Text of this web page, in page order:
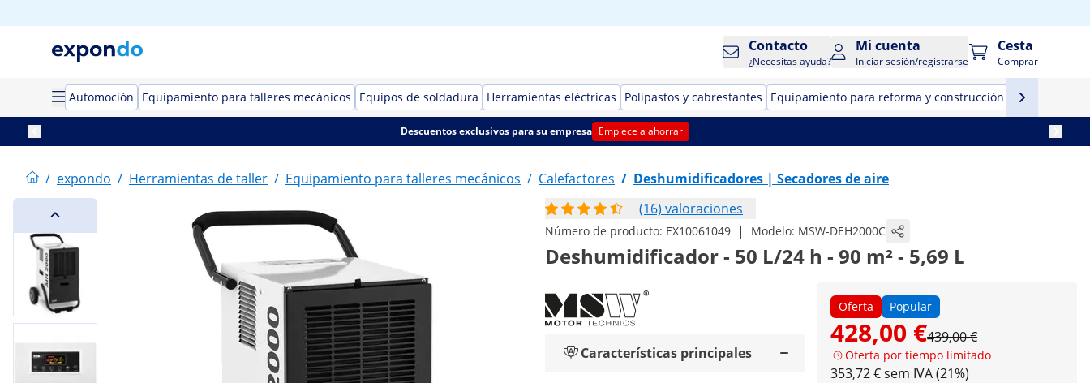
Contacto
¿Necesitas ayuda?
Mi cuenta
Iniciar sesión/registrarse
Cesta
Comprar
Automoción Equipamiento para talleres mecánicos Equipos de soldadura Herramientas eléctricas Polipastos y cabrestantes Equipamiento para reforma y construcción
Descuentos exclusivos para su empresa Empiece a ahorrar
/ expondo / Herramientas de taller / Equipamiento para talleres mecánicos / Calefactores / Deshumidificadores | Secadores de aire
(16) valoraciones
Número de producto: EX10061049 | Modelo: MSW-DEH2000C
Deshumidificador - 50 L/24 h - 90 m² - 5,69 L
Oferta Popular
428,00 €439,00 €
Oferta por tiempo limitado
353,72 € sem IVA (21%)
Características principales